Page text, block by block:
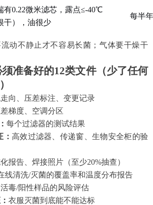
有0.22微米滤芯，露点≤-40℃
干），油很少
每半
流动不静止才不容易长菌；气体要干燥干
准备好的12类文件（少了任何
走向、压差标注、变更记录
梯度、空调分区
每个过滤器的测试结果
高效过滤器、传递窗、生物安全柜的验
报告、焊接照片（至少20%抽查）
线清洗/灭菌的覆盖率和温度分布报告
活毒/阳性样品的风险评估
衣服灭菌到底能不能达标